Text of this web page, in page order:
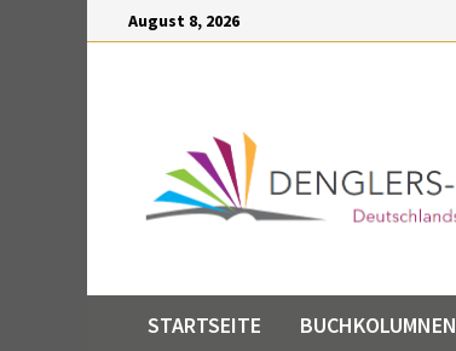
Inhalt
August 8, 2026
STARTSEITE BUCHKOLUMNEN